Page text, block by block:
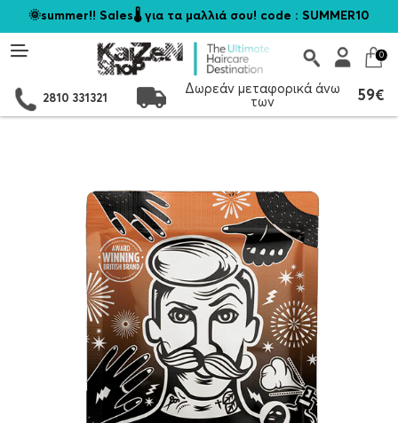
🌞summer!! Sales🌡️ για τα μαλλιά σου! code : SUMMER10
0
2810 331321
Δωρεάν μεταφορικά άνω
των
59€